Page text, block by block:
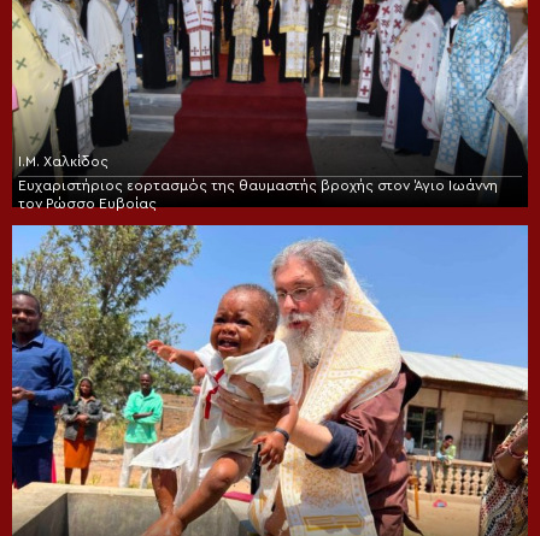
Ι.Μ. Χαλκίδος
Ευχαριστήριος εορτασμός της θαυμαστής βροχής στον Άγιο Ιωάννη
τον Ρώσσο Ευβοίας